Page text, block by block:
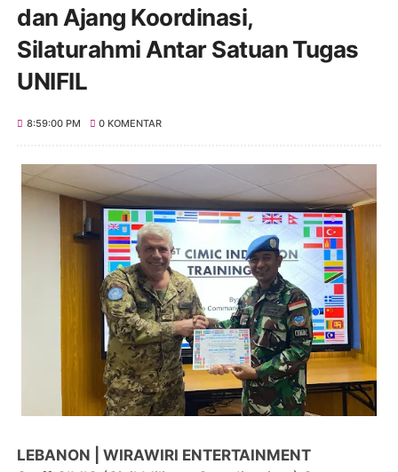
dan Ajang Koordinasi,
Silaturahmi Antar Satuan Tugas
UNIFIL
8:59:00 PM 0 KOMENTAR
LEBANON | WIRAWIRI ENTERTAINMENT